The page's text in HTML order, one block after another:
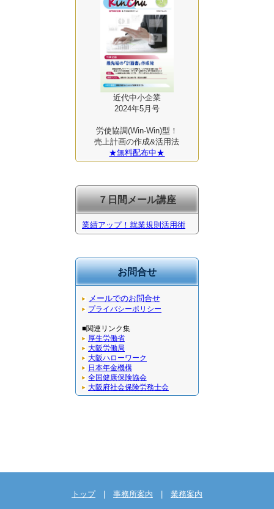
近代中小企業
2024年5月号
労使協調(Win-Win)型！
売上計画の作成&活用法
★無料配布中★
７日間メール講座
業績アップ！就業規則活用術
お問合せ
メールでのお問合せ
プライバシーポリシー
■関連リンク集
厚生労働省
大阪労働局
大阪ハローワーク
日本年金機構
全国健康保険協会
大阪府社会保険労務士会
トップ| 事務所案内 | 業務案内